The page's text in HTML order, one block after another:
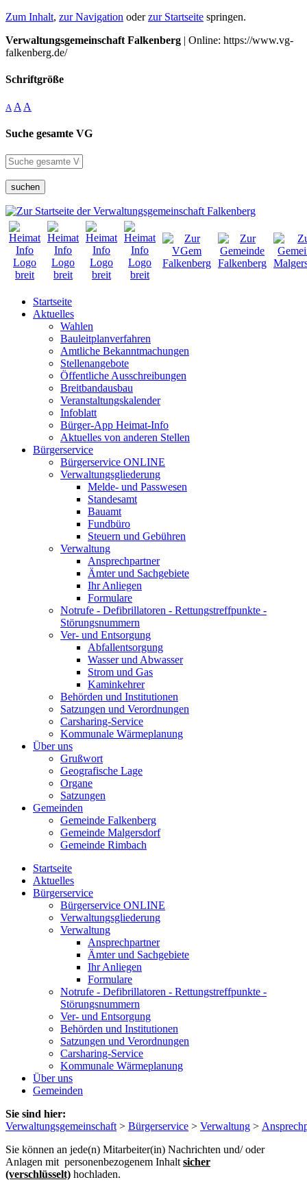
Zum Inhalt, zur Navigation oderzur Startseite springen.
Verwaltungsgemeinschaft Falkenberg | Online: https://www.vg-
falkenberg.de/
Schriftgröße
A A A
Suche gesamte VG
suchen
Startseite
Aktuelles
Wahlen
Bauleitplanverfahren
Amtliche Bekanntmachungen
Stellenangebote
Öffentliche Ausschreibungen
Breitbandausbau
Veranstaltungskalender
Infoblatt
Bürger-App Heimat-Info
Aktuelles von anderen Stellen
Bürgerservice
Bürgerservice ONLINE
Verwaltungsgliederung
Melde- und Passwesen
Standesamt
Bauamt
Fundbüro
Steuern und Gebühren
Verwaltung
Ansprechpartner
Ämter und Sachgebiete
Ihr Anliegen
Formulare
Notrufe - Defibrillatoren - Rettungstreffpunkte -
Störungsnummern
Ver- und Entsorgung
Abfallentsorgung
Wasser und Abwasser
Strom und Gas
Kaminkehrer
Behörden und Institutionen
Satzungen und Verordnungen
Carsharing-Service
Kommunale Wärmeplanung
Über uns
Grußwort
Geografische Lage
Organe
Satzungen
Gemeinden
Gemeinde Falkenberg
Gemeinde Malgersdorf
Gemeinde Rimbach
Startseite
Aktuelles
Bürgerservice
Bürgerservice ONLINE
Verwaltungsgliederung
Verwaltung
Ansprechpartner
Ämter und Sachgebiete
Ihr Anliegen
Formulare
Notrufe - Defibrillatoren - Rettungstreffpunkte -
Störungsnummern
Ver- und Entsorgung
Behörden und Institutionen
Satzungen und Verordnungen
Carsharing-Service
Kommunale Wärmeplanung
Über uns
Gemeinden
Sie sind hier:
Verwaltungsgemeinschaft > Bürgerservice > Verwaltung >
Sie können an jede(n) Mitarbeiter(in) Nachrichten und/ oder
Anlagen mit personenbezogenem Inhalt sicher
(verschlüsselt) hochladen.